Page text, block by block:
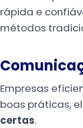
rápida e
métodos
Empresas
boas práticas,
certas.